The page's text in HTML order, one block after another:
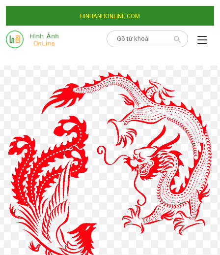
HINHANHONLINE.COM